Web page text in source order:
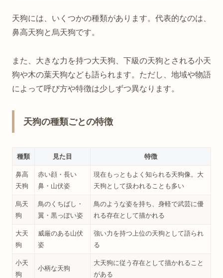
天狗には、いくつかの種類があります。代表的なのは、
鼻高天狗と烏天狗です。
また、大きな力を持つ大天狗、下級の天狗とされる小天
狗や木の葉天狗なども語られます。ただし、地域や物語
によって呼び方や特徴は少しずつ異なります。
天狗の種類ごとの特徴
種類 見た目 特徴
鼻高
天狗
赤い顔・長い
鼻・山伏姿
現在もっともよく知られる天狗像。大
天狗として扱われることも多い
烏天
狗
鳥のくちばし・
翼・黒っぽい姿
鳥のような姿を持ち、身軽で武芸に優
れる存在として描かれる
大天
狗
威厳のある山伏
姿
強い力を持つ上位の天狗として語られ
る
小天
狗
小柄な天狗
大天狗に従う存在として描かれること
がある